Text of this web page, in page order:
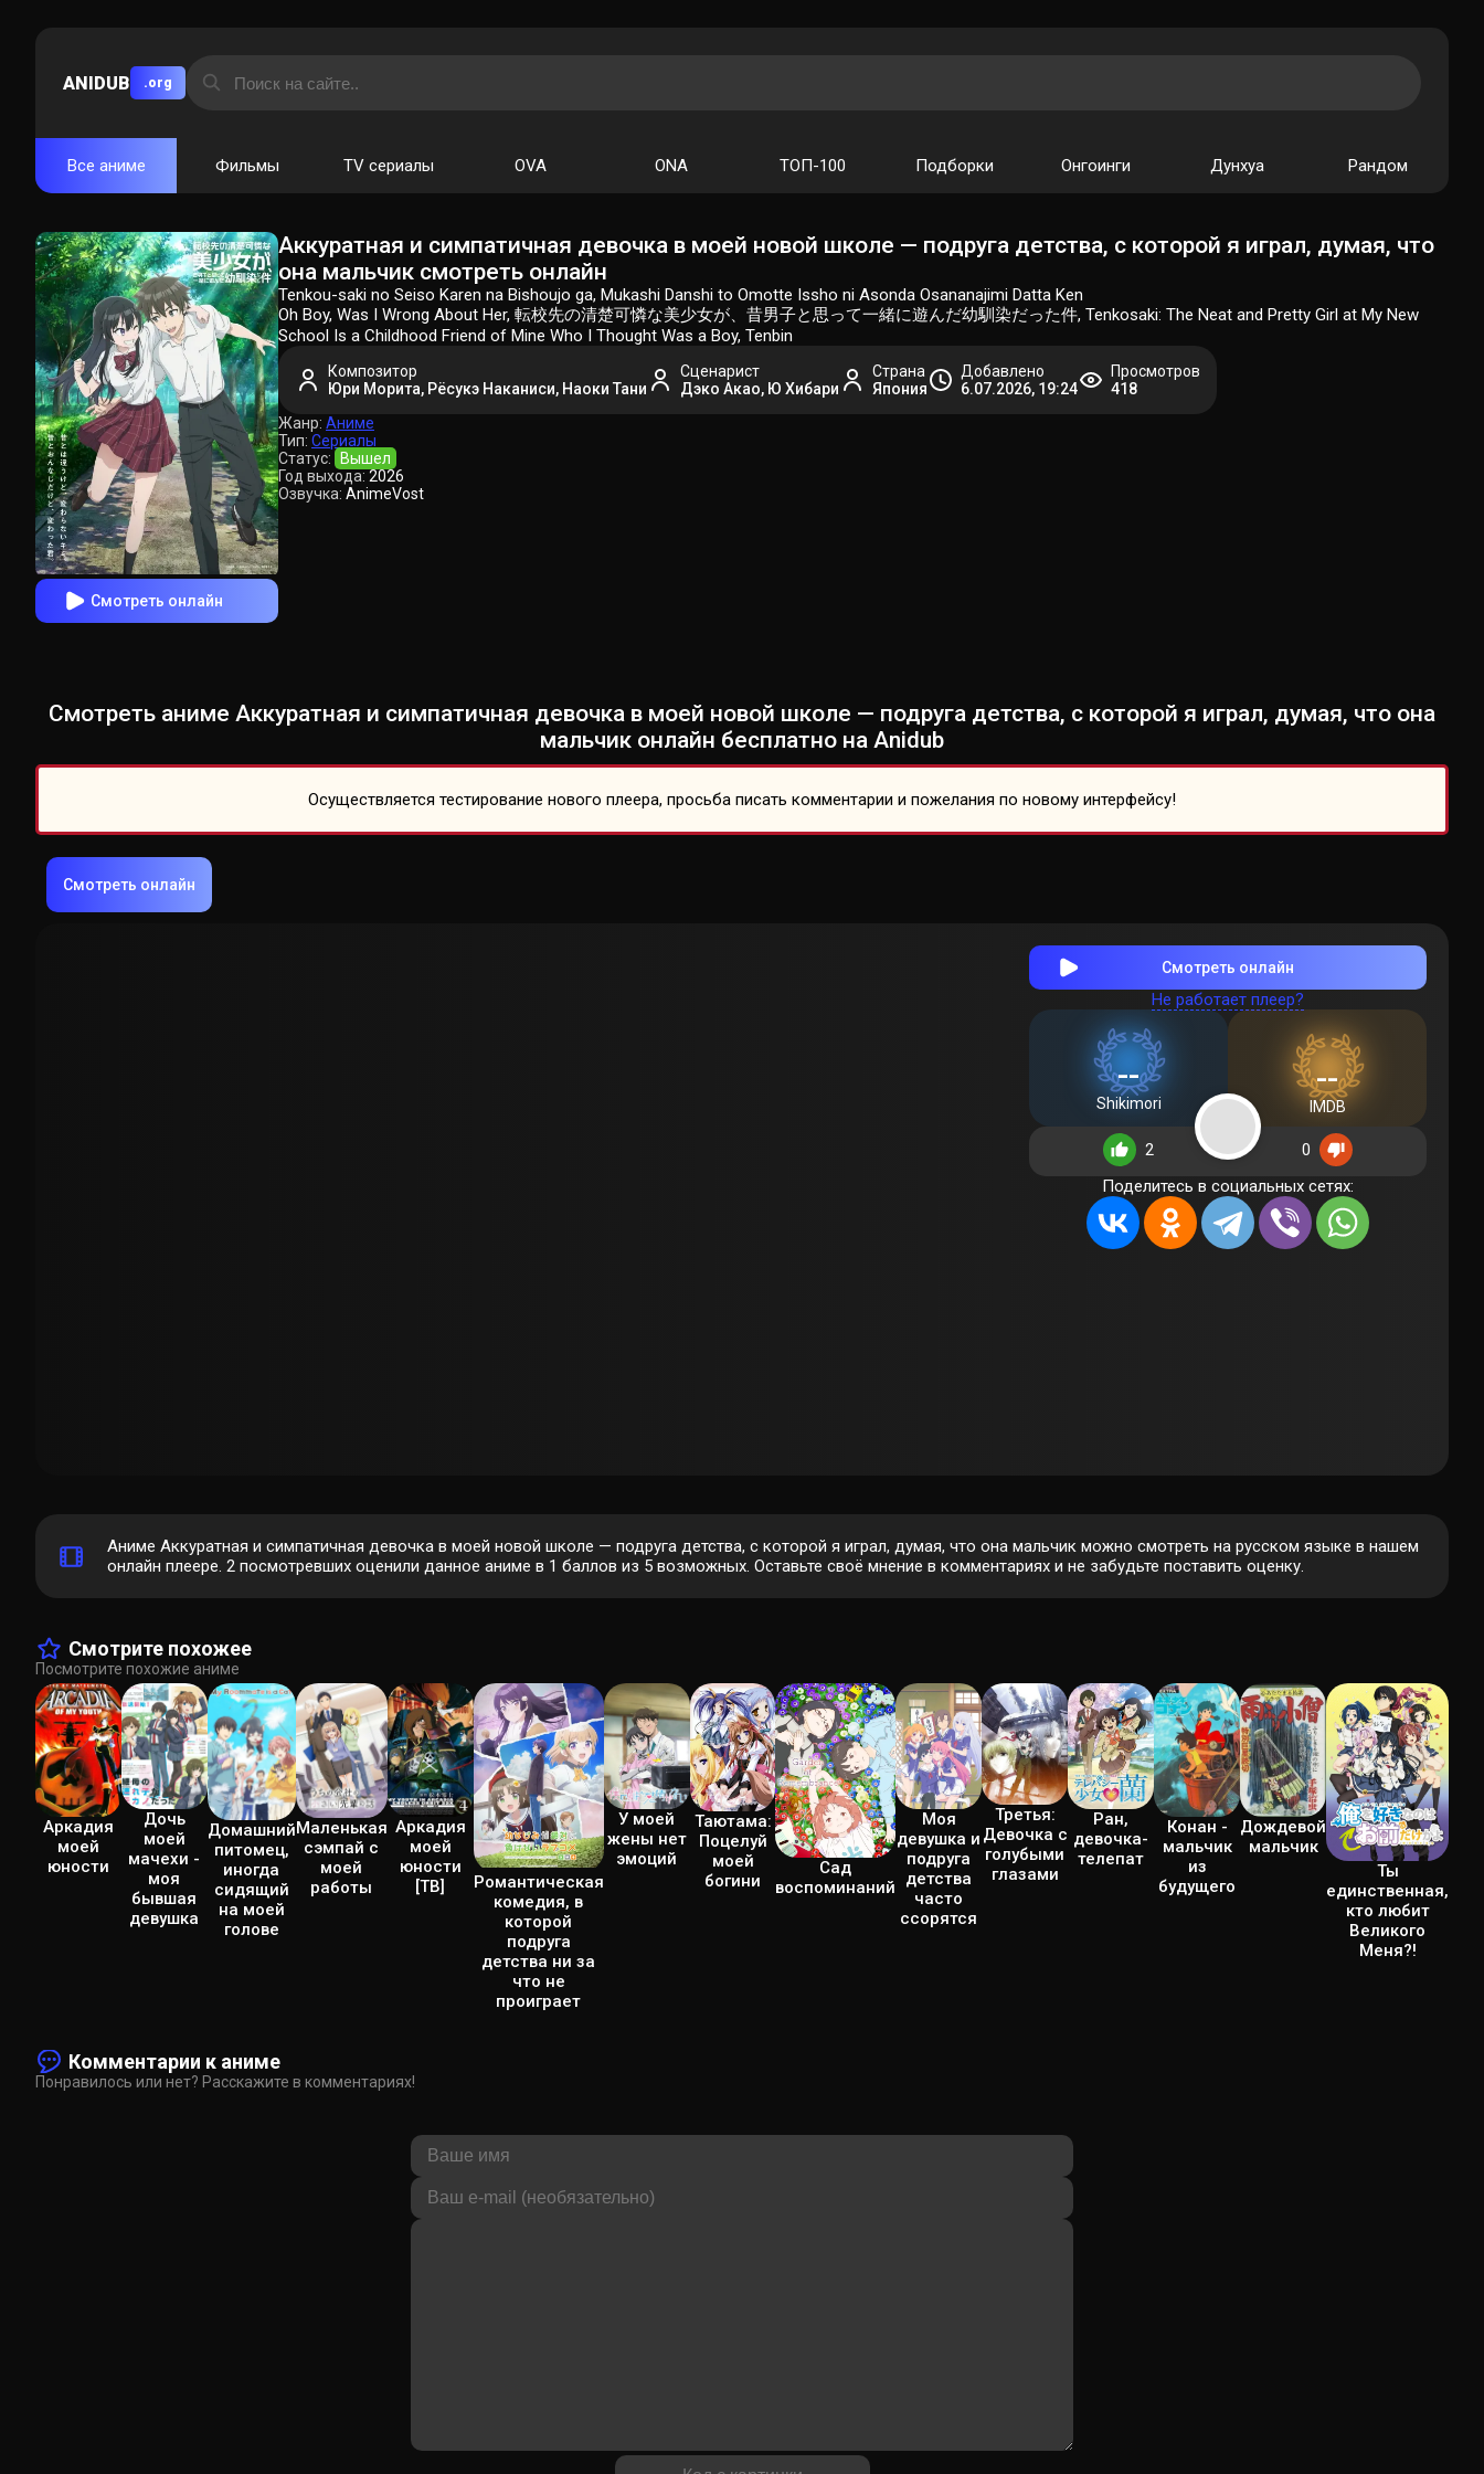
ANIDUB .org
Все аниме Фильмы TV сериалы OVA ONA ТОП-100 Подборки Онгоинги Дунхуа Рандом
Смотреть онлайн
Аккуратная и симпатичная девочка в моей новой школе — подруга детства, с которой я играл, думая, что
она мальчик смотреть онлайн
Tenkou-saki no Seiso Karen na Bishoujo ga, Mukashi Danshi to Omotte Issho ni Asonda Osananajimi Datta Ken
Oh Boy, Was I Wrong About Her, 転校先の清楚可憐な美少女が、昔男子と思って一緒に遊んだ幼馴染だった件, Tenkosaki: The Neat and Pretty Girl at My New
School Is a Childhood Friend of Mine Who I Thought Was a Boy, Tenbin
Композитор
Юри Морита, Рёсукэ Наканиси, Наоки Тани
Сценарист
Дэко Акао, Ю Хибари
Страна
Япония
Добавлено
6.07.2026, 19:24
Просмотров
418
Жанр: Аниме
Тип: Сериалы
Статус:
Вышел
Год выхода: 2026
Озвучка: AnimeVost
Смотреть аниме Аккуратная и симпатичная девочка в моей новой школе — подруга детства, с которой я играл, думая, что она
мальчик онлайн бесплатно на Anidub
Осуществляется тестирование нового плеера, просьба писать комментарии и пожелания по новому интерфейсу!
Смотреть онлайн
Смотреть онлайн
Не работает плеер?
--
Shikimori
--
IMDB
2
0
Поделитесь в социальных сетях:
Аниме Аккуратная и симпатичная девочка в моей новой школе — подруга детства, с которой я играл, думая, что она мальчик можно смотреть на русском языке в нашем
онлайн плеере. 2 посмотревших оценили данное аниме в 1 баллов из 5 возможных. Оставьте своё мнение в комментариях и не забудьте поставить оценку.
Смотрите похожее
Посмотрите похожие аниме
Аркадия
моей
юности
Дочь
моей
мачехи -
моя
бывшая
девушка
Домашний
питомец,
иногда
сидящий
на моей
голове
Маленькая
сэмпай с
моей
работы
Аркадия
моей
юности
[ТВ]
Романтическая
комедия, в
которой
подруга
детства ни за
что не
проиграет
У моей
жены нет
эмоций
Таютама:
Поцелуй
моей
богини
Сад
воспоминаний
Моя
девушка и
подруга
детства
часто
ссорятся
Третья:
Девочка с
голубыми
глазами
Ран,
девочка-
телепат
Конан -
мальчик
из
будущего
Дождевой
мальчик
Ты
единственная,
кто любит
Великого
Меня?!
Комментарии к аниме
Понравилось или нет? Расскажите в комментариях!